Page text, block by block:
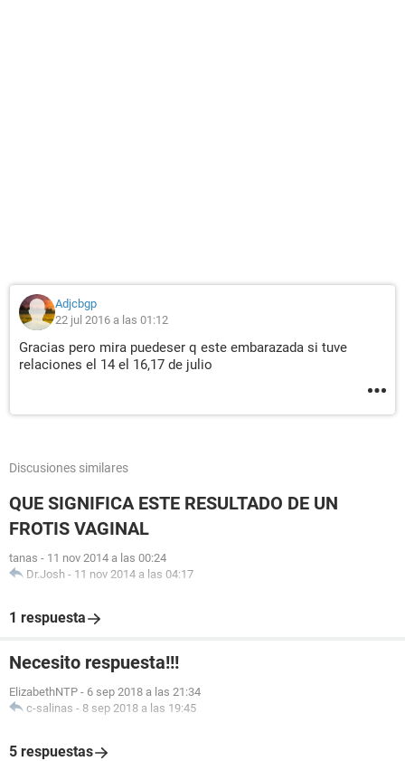
Adjcbgp
22 jul 2016 a las 01:12
Gracias pero mira puedeser q este embarazada si tuve
relaciones el 14 el 16,17 de julio
Discusiones similares
QUE SIGNIFICA ESTE RESULTADO DE UN
FROTIS VAGINAL
tanas - 11 nov 2014 a las 00:24
Dr.Josh - 11 nov 2014 a las 04:17
1 respuesta
Necesito respuesta!!!
ElizabethNTP - 6 sep 2018 a las 21:34
c-salinas - 8 sep 2018 a las 19:45
5 respuestas